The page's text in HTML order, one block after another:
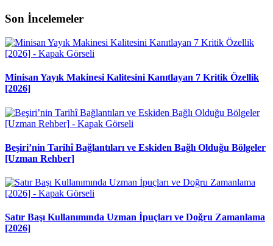
Son İncelemeler
Minisan Yayık Makinesi Kalitesini Kanıtlayan 7 Kritik Özellik
[2026]
Beşiri’nin Tarihî Bağlantıları ve Eskiden Bağlı Olduğu Bölgeler
[Uzman Rehber]
Satır Başı Kullanımında Uzman İpuçları ve Doğru Zamanlama
[2026]